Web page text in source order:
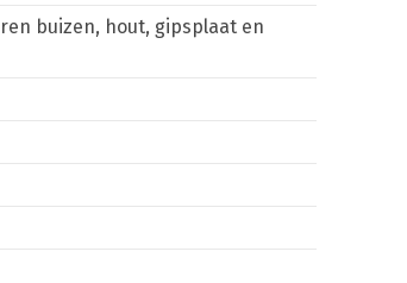
buizen, hout, gipsplaat en